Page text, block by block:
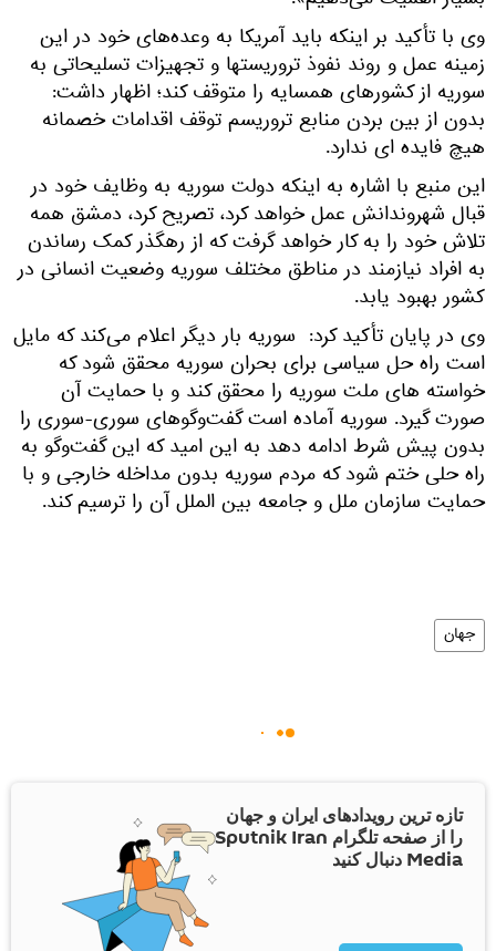
وی با تأکید بر اینکه باید آمریکا به وعده‌های خود در این
زمینه عمل و روند نفوذ تروریستها و تجهیزات تسلیحاتی به
سوریه از کشورهای همسایه را متوقف کند؛ اظهار داشت:
بدون از بین بردن منابع تروریسم توقف اقدامات خصمانه
هیچ فایده ای ندارد.
این منبع با اشاره به اینکه دولت سوریه به وظایف خود در
قبال شهروندانش عمل خواهد کرد، تصریح کرد، دمشق همه
تلاش خود را به کار خواهد گرفت که از رهگذر کمک رساندن
به افراد نیازمند در مناطق مختلف سوریه وضعیت انسانی در
کشور بهبود یابد.
وی در پایان تأکید کرد: سوریه بار دیگر اعلام می‌کند که مایل
است راه حل سیاسی برای بحران سوریه محقق شود که
خواسته های ملت سوریه را محقق کند و با حمایت آن
صورت گیرد. سوریه آماده است گفت‌وگوهای سوری-سوری را
بدون پیش شرط ادامه دهد به این امید که این گفت‌وگو به
راه حلی ختم شود که مردم سوریه بدون مداخله خارجی و با
حمایت سازمان ملل و جامعه بین الملل آن را ترسیم کند.
جهان
تازه ترین رویدادهای ایران و جهان
را از صفحه تلگرام Sputnik Iran
Media دنبال کنید